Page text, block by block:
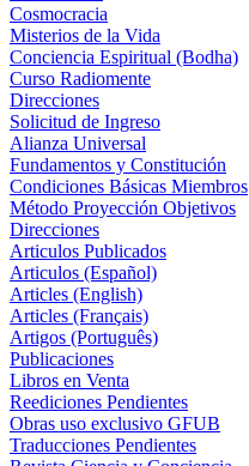
Cosmocracia
Misterios de la Vida
Conciencia Espiritual (Bodha)
Curso Radiomente
Direcciones
Solicitud de Ingreso
Alianza Universal
Fundamentos y Constitución
Condiciones Básicas Miembros
Método Proyección Objetivos
Direcciones
Articulos Publicados
Articulos (Español)
Articles (English)
Articles (Français)
Artigos (Português)
Publicaciones
Libros en Venta
Reediciones Pendientes
Obras uso exclusivo GFUB
Traducciones Pendientes